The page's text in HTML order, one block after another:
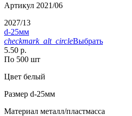
Артикул 2021/06
2027/13
d-25мм
checkmark_alt_circleВыбрать
5.50 р.
По 500 шт
Цвет белый
Размер d-25мм
Материал металл/пластмасса